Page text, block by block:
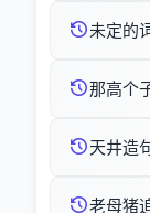
未定的
那高个
天井造
老母猪